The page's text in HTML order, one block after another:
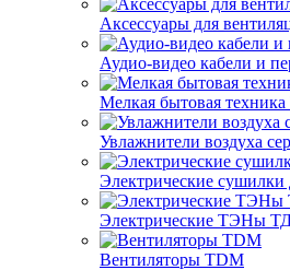
Аксессуары для
Аудио-видео кабели и
Мелкая бытовая
Увлажнители воздуха
Электрические сушилки
Электрические ТЭНы
Вентиляторы TDM